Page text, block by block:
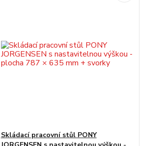
Skládací pracovní stůl PONY